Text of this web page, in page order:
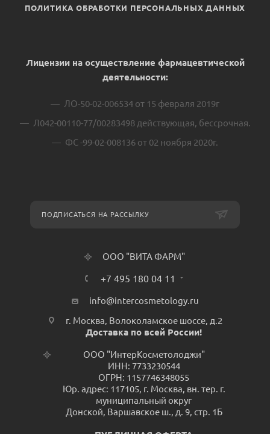
ПОЛИТИКА ОБРАБОТКИ ПЕРСОНАЛЬНЫХ ДАННЫХ
Лицензии на осуществление фармацевтической
деятельности:
ЛО-50-02-006534 от 15 февраля 2019г
Л042-00110-77/00283498 действующая, бессрочная.
ФС -99-02-008136 от 02 ноября 2020г.
ПОДПИСАТЬСЯ НА РАССЫЛКУ
ООО "ВИТА ФАРМ"
+7 495 180 04 11
info@intercosmetology.ru
г. Москва, Волоколамское шоссе, д.2
Доставка по всей России!
ООО "ИнтерКосметолоджи"
ИНН: 7733230544
ОГРН: 1157746348055
Юр. адрес: 117105, г. Москва, вн. тер. г.
муниципальный округ
Донской, Варшавское ш., д. 9, стр. 1Б